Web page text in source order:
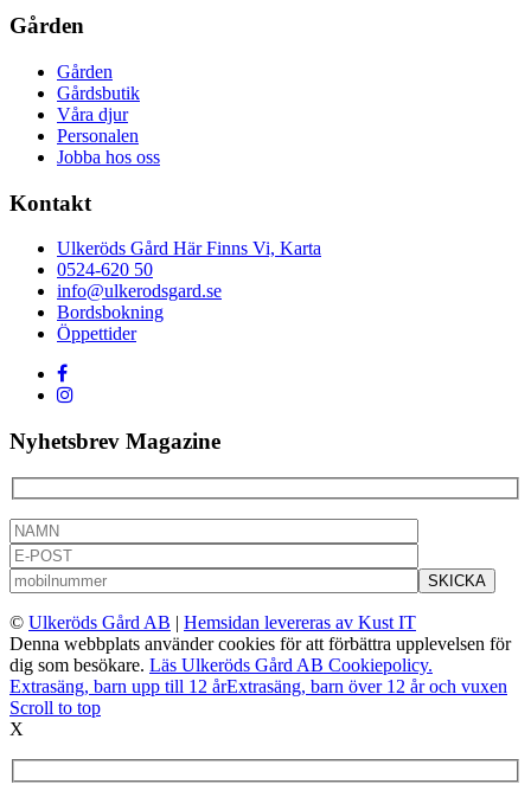
Gården
Gården
Gårdsbutik
Våra djur
Personalen
Jobba hos oss
Kontakt
Ulkeröds Gård Här Finns Vi, Karta
0524-620 50
info@ulkerodsgard.se
Bordsbokning
Öppettider
Nyhetsbrev Magazine
© Ulkeröds Gård AB | Hemsidan levereras av Kust IT
Denna webbplats använder cookies för att förbättra upplevelsen för
dig som besökare. Läs Ulkeröds Gård AB Cookiepolicy.
Extrasäng, barn upp till 12 årExtrasäng, barn över 12 år och vuxen
Scroll to top
X